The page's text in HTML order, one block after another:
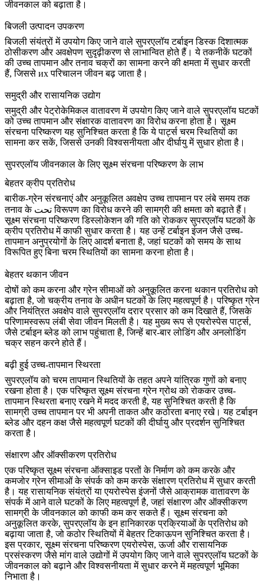
जीवनकाल को बढ़ाता है।
बिजली उत्पादन उपकरण
बिजली संयंत्रों में उपयोग किए जाने वाले सुपरएलॉय टर्बाइन डिस्क दिशात्मक
ठोसीकरण और अवक्षेपण सुदृढ़ीकरण से लाभान्वित होते हैं। ये तकनीकें घटकों
की उच्च तापमान और तनाव चक्रों का सामना करने की क्षमता में सुधार करती
हैं, जिससे их परिचालन जीवन बढ़ जाता है।
समुद्री और रासायनिक उद्योग
समुद्री औरपेट्रोकेमिकल वातावरणमें उपयोग किए जाने वाले सुपरएलॉय घटकों
को उच्च तापमान और संक्षारक वातावरण का विरोध करना होता है। सूक्ष्म
संरचना परिष्करण यह सुनिश्चित करता है कि ये पार्ट्स चरम स्थितियों का
सामना कर सकें, जिससे उनकी विश्वसनीयता और दीर्घायु में सुधार होता है।
सुपरएलॉय जीवनकाल के लिए सूक्ष्म संरचना परिष्करण के लाभ
बेहतर क्रीप प्रतिरोध
बारीक-ग्रेन संरचनाएं और अनुकूलित अवक्षेप उच्च तापमान पर लंबे समय तक
तनाव के تحت विरूपण का विरोध करने की सामग्री की क्षमता को बढ़ाते हैं।
सूक्ष्म संरचनापरिष्करणडिस्लोकेशन की गति को रोककर सुपरएलॉय घटकों के
क्रीप प्रतिरोध में काफी सुधार करता है। यह उन्हें टर्बाइन इंजन जैसे उच्च-
तापमान अनुप्रयोगों के लिए आदर्श बनाता है, जहां घटकों को समय के साथ
विरूपित हुए बिना चरम स्थितियों का सामना करना होता है।
बेहतर थकान जीवन
दोषों को कम करना और ग्रेन सीमाओं को अनुकूलित करना थकान प्रतिरोध को
बढ़ाता है, जो चक्रीय तनाव के अधीन घटकों के लिए महत्वपूर्ण है। परिष्कृत ग्रेन
और नियंत्रित अवक्षेप वाले सुपरएलॉय दरार प्रसार को कम दिखाते हैं, जिसके
परिणामस्वरूपलंबी सेवा जीवनमिलती है। यह मुख्य रूप से एयरोस्पेस पार्ट्स,
जैसे टर्बाइन ब्लेड को लाभ पहुंचाता है, जिन्हें बार-बार लोडिंग और अनलोडिंग
चक्र सहन करने होते हैं।
बढ़ी हुई उच्च-तापमान स्थिरता
सुपरएलॉय को चरम तापमान स्थितियों के तहत अपने यांत्रिक गुणों को बनाए
रखना होता है। एक परिष्कृत सूक्ष्म संरचना ग्रेन ग्रोथ को रोककरउच्च-
तापमान स्थिरताबनाए रखने में मदद करती है, यह सुनिश्चित करती है कि
सामग्री उच्च तापमान पर भी अपनी ताकत और कठोरता बनाए रखे। यह टर्बाइन
ब्लेड और दहन कक्ष जैसे महत्वपूर्ण घटकों की दीर्घायु और प्रदर्शन सुनिश्चित
करता है।
संक्षारण और ऑक्सीकरण प्रतिरोध
एक परिष्कृत सूक्ष्म संरचना ऑक्साइड परतों के निर्माण को कम करके और
कमजोर ग्रेन सीमाओं के संपर्क को कम करके संक्षारण प्रतिरोध में सुधार करती
है। यहरासायनिक संयंत्रोंयाएयरोस्पेस इंजनोंजैसे आक्रामक वातावरण के
संपर्क में आने वाले घटकों के लिए महत्वपूर्ण है, जहां संक्षारण और ऑक्सीकरण
सामग्री के जीवनकाल को काफी कम कर सकते हैं। सूक्ष्म संरचना को
अनुकूलित करके, सुपरएलॉय के इन हानिकारक प्रक्रियाओं के प्रतिरोध को
बढ़ाया जाता है, जो कठोर स्थितियों में बेहतर टिकाऊपन सुनिश्चित करता है।
इस प्रकार, सूक्ष्म संरचना परिष्करण एयरोस्पेस, ऊर्जा और रासायनिक
प्रसंस्करण जैसे मांग वाले उद्योगों में उपयोग किए जाने वाले सुपरएलॉय घटकों के
जीवनकाल को बढ़ाने और विश्वसनीयता में सुधार करने में महत्वपूर्ण भूमिका
निभाता है।